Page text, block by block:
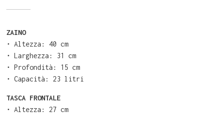
ZAINO
⁠•⁠ ⁠Altezza: 40 cm
•⁠ ⁠Larghezza: 31 cm
•⁠ ⁠Profondità: 15 cm
•⁠ Capacità: 23 litri
TASCA FRONTALE
•⁠ ⁠Altezza: 27 cm